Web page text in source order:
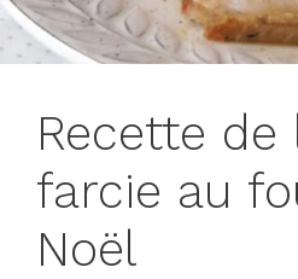
Recette de
farcie au
Noël